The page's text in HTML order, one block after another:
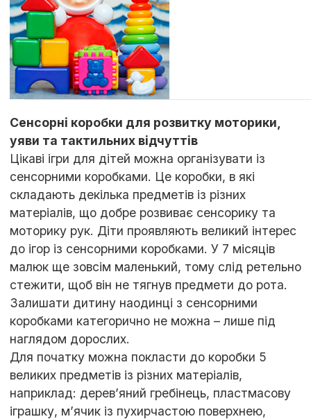
Сенсорні коробки для розвитку моторики,
уяви та тактильних відчуттів
Цікаві ігри для дітей можна організувати із
сенсорними коробками. Це коробки, в які
складають декілька предметів із різних
матеріалів, що добре розвиває сенсорику та
моторику рук. Діти проявляють великий інтерес
до ігор із сенсорними коробками. У 7 місяців
малюк ще зовсім маленький, тому слід ретельно
стежити, щоб він не тягнув предмети до рота.
Залишати дитину наодинці з сенсорними
коробками категорично не можна – лише під
наглядом дорослих.
Для початку можна покласти до коробки 5
великих предметів із різних матеріалів,
наприклад: дерев’яний гребінець, пластмасову
іграшку, м’ячик із пухирчастою поверхнею,